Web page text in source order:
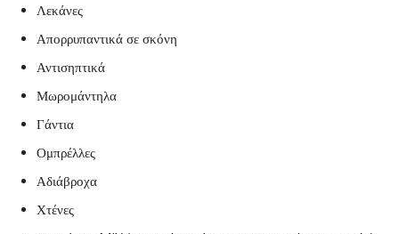
Λεκάνες
Απορρυπαντικά σε σκόνη
Αντισηπτικά
Μωρομάντηλα
Γάντια
Ομπρέλλες
Αδιάβροχα
Χτένες